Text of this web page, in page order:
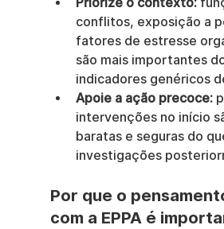
Priorize o contexto:
conflitos, exposição a
fatores de estresse
são mais importantes
indicadores genéricos
Apoie a ação precoce:
intervenções no início
baratas e seguras do
investigações
Por que o
com a EPPA é